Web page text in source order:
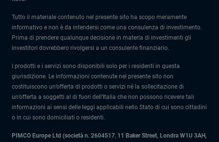
Tutto il materiale contenuto nel presente sito ha scopo meramente
informativo e non è da intendersi come una consulenza di investimento.
Prima di prendere qualunque decisione in materia di investimenti gli
investitori dovrebbero rivolgersi a un consulente finanziario.
I prodotti e i servizi sono disponibili solo per i residenti in questa
giurisdizione. Le informazioni contenute nel presente sito non
costituiscono un’offerta di prodotti o servizi né la sollecitazione di
un’offerta a soggetti al di fuori dell’Italia che non possono ricevere tali
informazioni ai sensi delle leggi applicabili nello Stato di cui sono cittadini
o in cui sono domiciliati o residenti.
PIMCO Europe Ltd (società n. 2604517, 11 Baker Street, Londra W1U 3AH,